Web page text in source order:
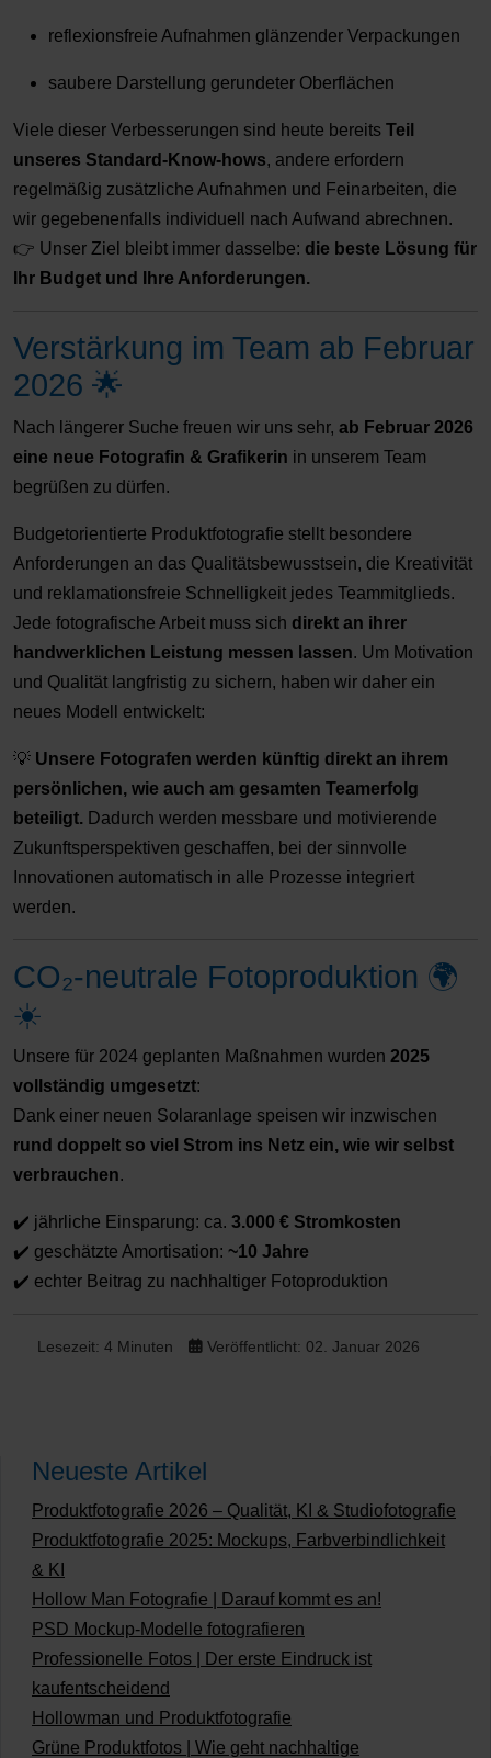
reflexionsfreie Aufnahmen glänzender Verpackungen
saubere Darstellung gerundeter Oberflächen
Viele dieser Verbesserungen sind heute bereits Teil
unseres Standard-Know-hows, andere erfordern
regelmäßig zusätzliche Aufnahmen und Feinarbeiten, die
wir gegebenenfalls individuell nach Aufwand abrechnen.
👉 Unser Ziel bleibt immer dasselbe: die beste Lösung für
Ihr Budget und Ihre Anforderungen.
Verstärkung im Team ab Februar
2026 🌟
Nach längerer Suche freuen wir uns sehr, ab Februar 2026
eine neue Fotografin & Grafikerin in unserem Team
begrüßen zu dürfen.
Budgetorientierte Produktfotografie stellt besondere
Anforderungen an das Qualitätsbewusstsein, die Kreativität
und reklamationsfreie Schnelligkeit jedes Teammitglieds.
Jede fotografische Arbeit muss sich direkt an ihrer
handwerklichen Leistung messen lassen. Um Motivation
und Qualität langfristig zu sichern, haben wir daher ein
neues Modell entwickelt:
💡 Unsere Fotografen werden künftig direkt an ihrem
persönlichen, wie auch am gesamten Teamerfolg
beteiligt. Dadurch werden messbare und motivierende
Zukunftsperspektiven geschaffen, bei der sinnvolle
Innovationen automatisch in alle Prozesse integriert
werden.
CO₂-neutrale Fotoproduktion 🌍
☀️
Unsere für 2024 geplanten Maßnahmen wurden 2025
vollständig umgesetzt:
Dank einer neuen Solaranlage speisen wir inzwischen
rund doppelt so viel Strom ins Netz ein, wie wir selbst
verbrauchen.
✔️ jährliche Einsparung: ca. 3.000 € Stromkosten
✔️ geschätzte Amortisation: ~10 Jahre
✔️ echter Beitrag zu nachhaltiger Fotoproduktion
Lesezeit: 4 Minuten Veröffentlicht: 02. Januar 2026
Neueste Artikel
Produktfotografie 2026 – Qualität, KI & Studiofotografie
Produktfotografie 2025: Mockups, Farbverbindlichkeit
& KI
Hollow Man Fotografie | Darauf kommt es an!
PSD Mockup-Modelle fotografieren
Professionelle Fotos | Der erste Eindruck ist
kaufentscheidend
Hollowman und Produktfotografie
Grüne Produktfotos | Wie geht nachhaltige